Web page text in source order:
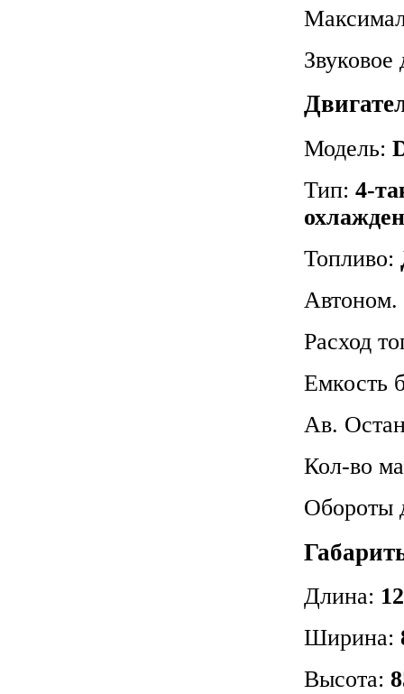
Модель:
Тип: 4-
Топливо:
Автоном.
Расход
Емкость
Ав.
Кол-во
Обороты
Длина:
Ширина:
Высота: